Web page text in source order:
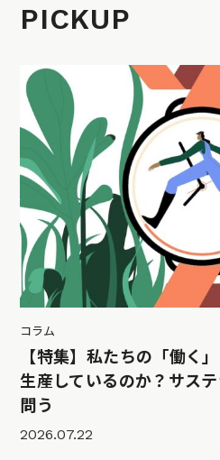
PICKUP
コラム
【特集】私たちの「働く
生産しているのか？サス
問う
2026.07.22